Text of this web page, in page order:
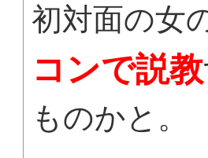
初対面の女
コンで説教
ものかと。